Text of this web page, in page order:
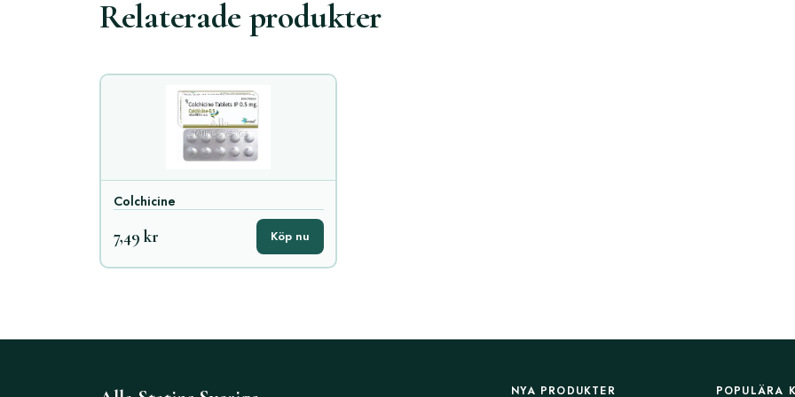
Relaterade produkter
Colchicine
7,49 kr Köp nu
NYA PRODUKTER POPULÄRA